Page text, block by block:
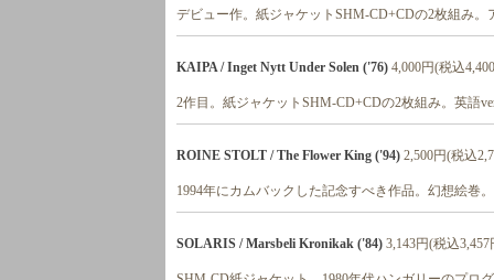
デビュー作。紙ジャケットSHM-CD+CDの2枚組み
KAIPA / Inget Nytt Under Solen ('76) 4,000円(税込
2作目。紙ジャケットSHM-CD+CDの2枚組み。英語
ROINE STOLT / The Flower King ('94) 2,500円(税込
1994年にカムバックした記念すべき作品。幻想絵巻。
SOLARIS / Marsbeli Kronikak ('84) 3,143円(税込3,457